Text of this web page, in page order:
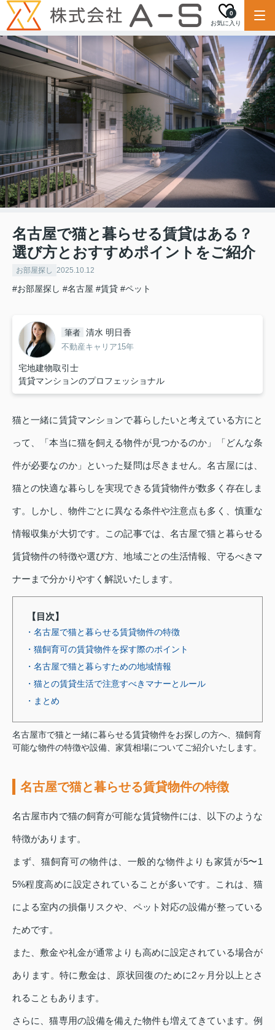
お気に入り
0
名古屋で猫と暮らせる賃貸はある？
選び方とおすすめポイントをご紹介
お部屋探し 2025.10.12
#お部屋探し #名古屋 #賃貸 #ペット
筆者 清水 明日香
不動産キャリア15年
宅地建物取引士
賃貸マンションのプロフェッショナル
猫と一緒に賃貸マンションで暮らしたいと考えている方にと
って、「本当に猫を飼える物件が見つかるのか」「どんな条
件が必要なのか」といった疑問は尽きません。名古屋には、
猫との快適な暮らしを実現できる賃貸物件が数多く存在しま
す。しかし、物件ごとに異なる条件や注意点も多く、慎重な
情報収集が大切です。この記事では、名古屋で猫と暮らせる
賃貸物件の特徴や選び方、地域ごとの生活情報、守るべきマ
ナーまで分かりやすく解説いたします。
【目次】
・名古屋で猫と暮らせる賃貸物件の特徴
・猫飼育可の賃貸物件を探す際のポイント
・名古屋で猫と暮らすための地域情報
・猫との賃貸生活で注意すべきマナーとルール
・まとめ
名古屋市で猫と一緒に暮らせる賃貸物件をお探しの方へ、猫飼育
可能な物件の特徴や設備、家賃相場についてご紹介いたします。
名古屋で猫と暮らせる賃貸物件の特徴
名古屋市内で猫の飼育が可能な賃貸物件には、以下のような
特徴があります。
まず、猫飼育可の物件は、一般的な物件よりも家賃が5〜1
5%程度高めに設定されていることが多いです。これは、猫
による室内の損傷リスクや、ペット対応の設備が整っている
ためです。
また、敷金や礼金が通常よりも高めに設定されている場合が
あります。特に敷金は、原状回復のために2ヶ月分以上とさ
れることもあります。
さらに、猫専用の設備を備えた物件も増えてきています。例